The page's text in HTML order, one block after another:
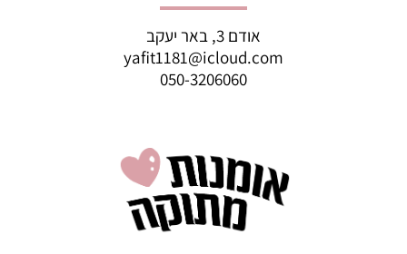
אודם 3, באר יעקב
yafit1181@icloud.com
050-3206060